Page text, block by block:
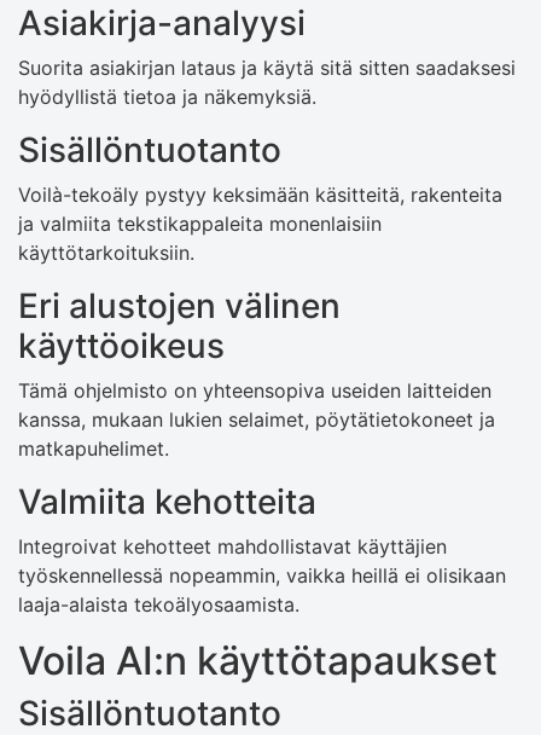
Asiakirja-analyysi
Suorita asiakirjan lataus ja käytä sitä sitten saadaksesi
hyödyllistä tietoa ja näkemyksiä.
Sisällöntuotanto
Voilà-tekoäly pystyy keksimään käsitteitä, rakenteita
ja valmiita tekstikappaleita monenlaisiin
käyttötarkoituksiin.
Eri alustojen välinen
käyttöoikeus
Tämä ohjelmisto on yhteensopiva useiden laitteiden
kanssa, mukaan lukien selaimet, pöytätietokoneet ja
matkapuhelimet.
Valmiita kehotteita
Integroivat kehotteet mahdollistavat käyttäjien
työskennellessä nopeammin, vaikka heillä ei olisikaan
laaja-alaista tekoälyosaamista.
Voila AI:n käyttötapaukset
Sisällöntuotanto